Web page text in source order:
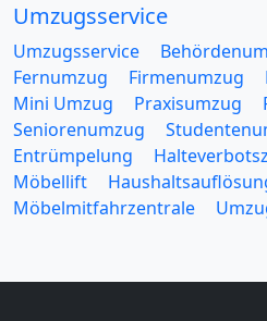
Umzugsservice
Umzugsservice
Fernumzug
Firmenumzug
Mini Umzug
Praxisumzug
Seniorenumzug
Entrümpelung
Möbellift
Möbelmitfahrzentrale